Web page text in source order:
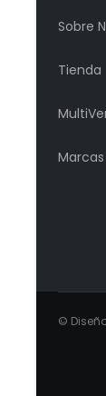
Sobre
Tienda
Marcas
©